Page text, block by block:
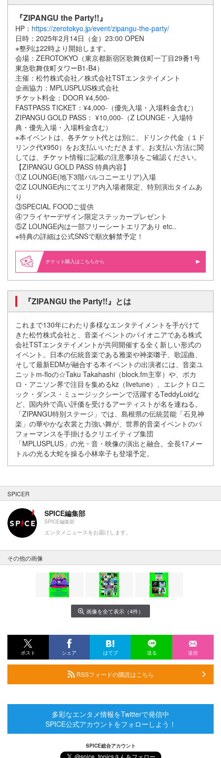
『ZIPANGU the Party!!』
HP： https://zerotokyo.jp/event/zipangu-the-party/
日時：2025年2月14日（金）23:00 OPEN
※整列は22時より開始します。
会場：ZEROTOKYO（東京都新宿区歌舞伎町一丁目29番1号
東急歌舞伎町タワーB1-B4）
主催：松竹株式会社／株式会社TSTエンタテイメント
企画協力：MPLUSPLUS株式会社
料金：DOOR ¥4,500-
FASTPASS TICKET：¥4,000-（優先入場・入場料金含む）
ZIPANGU GOLD PASS： ¥10,000-（Z LOUNGE・入場特
典・優先入場・入場料金含む）
※本イベントは、各
代とは別に、ドリンク代金（１ド
リンク代¥950）をお支払いいただきます。お支払い方法に関
しては、
情報に記載の注意事項をご確認ください。
【ZIPANGU GOLD PASS 特典内容】
①Z LOUNGE(地下3階バルコニーエリア)入場
②Z LOUNGE内にてエリア内入場者限定、特別演出タイムあ
り
③SPECIAL FOODご提供
④フライヤーデザイン限定ステッカープレゼント
⑤Z LOUNGE内は一部フリーシートエリアあり etc..
※特典の詳細は公式SNSで順次解禁予定！
購入はこちらから
『ZIPANGU the Party!!』とは
これまで130年にわたり多様なエンタテイメントを手がけて
きた松竹株式会社と、音楽イベントのパイオニアである株式
会社TSTエンタテイメントが共同開催する全く新しい形式の
イベント。日本の伝統音楽である雅楽や神楽囃子、歌謡曲、
そして最新EDMが融合する本イベントの出演者には、音楽ユ
ニットm-floの☆Taku Takahashi（block.fm主宰）や、ボカ
ロ・アニソン界で注目を集めるkz（livetune）、エレクトロニ
ック・ダンス・ミュージックシーンで活躍するTeddyLoidな
ど、国内外で高い評価を受けるアーティストが名を連ねる。
「ZIPANGU特別ステージ」では、島根県の伝統芸能「石見神
楽」の華やかな衣裳と力強い舞が、世界的音楽イベントのパ
フォーマンスを手掛けるクリエイティブ集団
「MPLUSPLUS」の光・音・映像の演出と融合。全長17メー
トルの光る大蛇を操る小林幸子も登場予定。
SPICER
SPICE編集部
SPICE編集部
エンタメニュースをお届けします。
その他の画像
画像を全て表示（4件）
ポスト シェア はてブ 送る 送信
RSSフィードの購読はこちら
多彩なエンタメ情報をTwitterで発信中
SPICE公式アカウントをフォローしよう！
SPICE総合アカウント